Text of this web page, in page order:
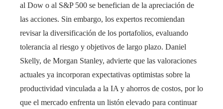
al Dow o al S&P 500 se benefician de la apreciación de
las acciones. Sin embargo, los expertos recomiendan
revisar la diversificación de los portafolios, evaluando
tolerancia al riesgo y objetivos de largo plazo. Daniel
Skelly, de Morgan Stanley, advierte que las valoraciones
actuales ya incorporan expectativas optimistas sobre la
productividad vinculada a la IA y ahorros de costos, por lo
que el mercado enfrenta un listón elevado para continuar